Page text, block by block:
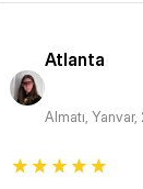
Atlanta
Almatı,